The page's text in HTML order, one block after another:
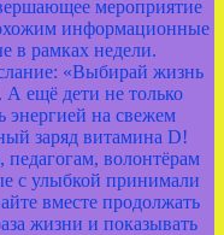
мероприятие
информационные
в рамках недели.
«Выбирай жизнь
А ещё дети не только
энергией на свежем
заряд витамина D!
волонтёрам
с улыбкой принимали
вместе продолжать
жизни и показывать